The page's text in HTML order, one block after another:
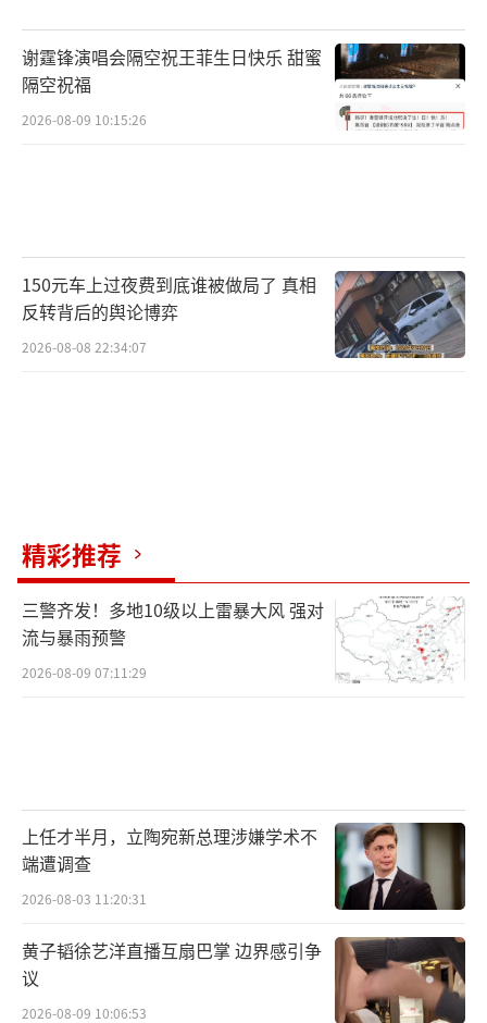
谢霆锋演唱会隔空祝王菲生日快乐 甜蜜
隔空祝福
2026-08-09 10:15:26
150元车上过夜费到底谁被做局了 真相
反转背后的舆论博弈
2026-08-08 22:34:07
精彩推荐
三警齐发！多地10级以上雷暴大风 强对
流与暴雨预警
2026-08-09 07:11:29
上任才半月，立陶宛新总理涉嫌学术不
端遭调查
2026-08-03 11:20:31
黄子韬徐艺洋直播互扇巴掌 边界感引争
议
2026-08-09 10:06:53